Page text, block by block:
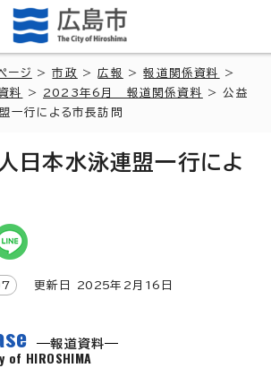
ージ >市政 >広報 >報道関係資料
>
料
> 2023年6月 報道関係資料
> 公益
一行による市長訪問
日本水泳連盟一行によ
更新日 2025年2月 16 日
報道資料
of HIROSHIMA